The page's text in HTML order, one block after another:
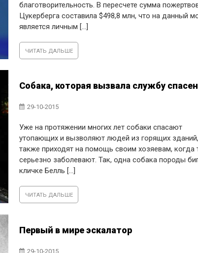
благотворительность. В пересчете сумма
Цукерберга составила $498,8 млн, что на данный
является личным [...]
ЧИТАТЬ ДАЛЬШЕ
Cобака, которая вызвала службу
29-10-2015
Уже на протяжении многих лет собаки спасают
утопающих и вызволяют людей из горящих
также приходят на помощь своим хозяевам, когда
серьезно заболевают. Так, одна собака породы
кличке Белль [...]
ЧИТАТЬ ДАЛЬШЕ
Первый в мире эскалатор
29-10-2015